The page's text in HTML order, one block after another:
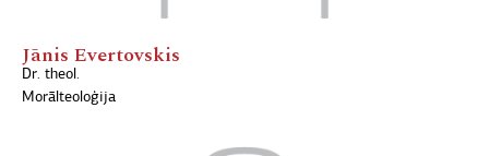
Jānis Evertovskis
Dr. theol.
Morālteoloģija